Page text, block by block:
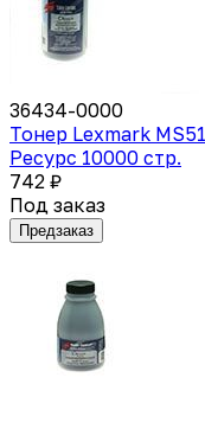
36434-0000
Тонер Lexmark
Ресурс 10000 стр.
742 ₽
Под заказ
Предзаказ